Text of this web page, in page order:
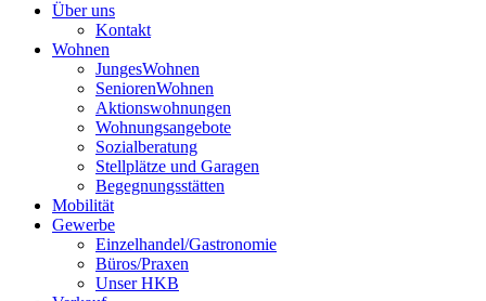
Über uns
Kontakt
Wohnen
JungesWohnen
SeniorenWohnen
Aktionswohnungen
Wohnungsangebote
Sozialberatung
Stellplätze und Garagen
Begegnungsstätten
Mobilität
Gewerbe
Einzelhandel/Gastronomie
Büros/Praxen
Unser HKB